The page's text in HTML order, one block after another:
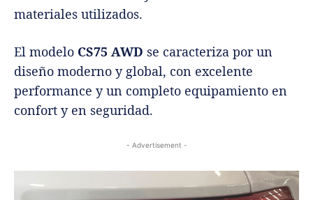
materiales utilizados.
El modelo CS75 AWD se caracteriza por un
diseño moderno y global, con excelente
performance y un completo equipamiento en
confort y en seguridad.
- Advertisement -